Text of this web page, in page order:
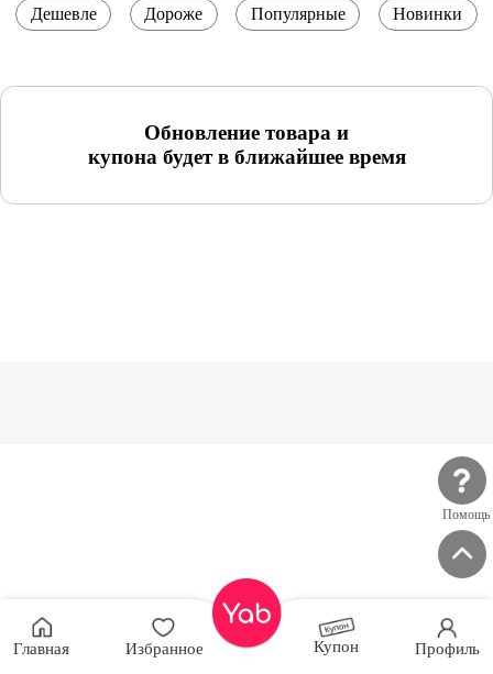
Дешевле Дороже Популярные Новинки
Обновление товара и
купона будет в ближайшее время
Главная Избранное Купон Профиль
Помощь